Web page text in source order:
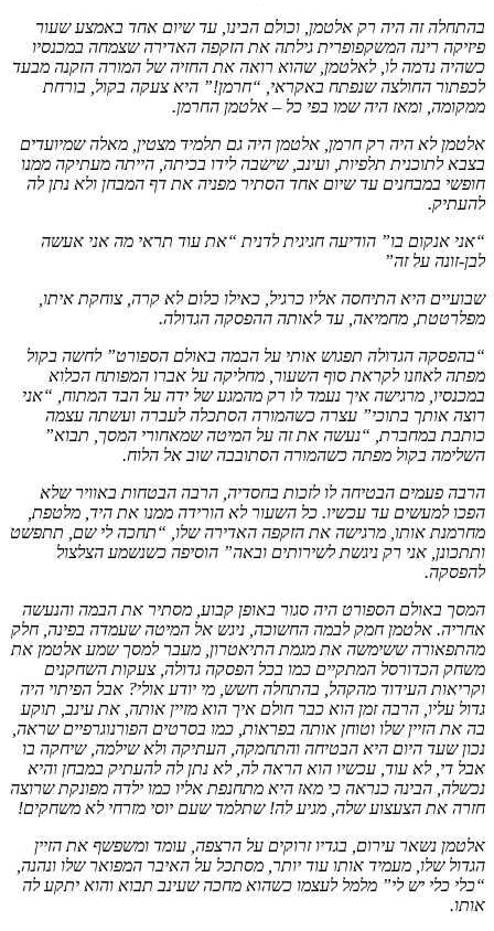
בהתחלה זה היה רק אלטמן, וכולם הבינו, עד שיום אחד באמצע שעור
פיזיקה רינה המשקפופרית גילתה את הזקפה האדירה שצמחה במכנסיו
כשהיה נדמה לו, לאלטמן, שהוא רואה את החזיה של המורה הזקנה מבעד
לכפתור החולצה שנפתח באקראי, “חרמן!” היא צעקה בקול, בורחת
ממקומה, ומאז היה שמו בפי כל – אלטמן החרמן.
אלטמן לא היה רק חרמן, אלטמן היה גם תלמיד מצטין, מאלה שמיועדים
בצבא לתוכנית תלפיות, ועינב, שישבה לידו בכיתה, הייתה מעתיקה ממנו
חופשי במבחנים עד שיום אחד הסתיר מפניה את דף המבחן ולא נתן לה
להעתיק.
“אני אנקום בו” הודיעה חגיגית לדנית “את עוד תראי מה אני אעשה
לבן-זונה על זה”
שבועיים היא התיחסה אליו כרגיל, כאילו כלום לא קרה, צוחקת איתו,
מפלרטטת, מחמיאה, עד לאותה ההפסקה הגדולה.
“בהפסקה הגדולה תפגוש אותי על הבמה באולם הספורט” לחשה בקול
מפתה לאוזנו לקראת סוף השעור, מחליקה על אברו המפותח הכלוא
במכנסיו, מרגישה איך נעמד לו רק מהמגע של ידה על הבד המתוח, “אני
רוצה אותך בתוכי” עצרה כשהמורה הסתכלה לעברה ועשתה עצמה
כותבת במחברת, “נעשה את זה על המיטה שמאחורי המסך, תבוא”
השלימה בקול מפתה כשהמורה הסתובבה שוב אל הלוח.
הרבה פעמים הבטיחה לו לזכות בחסדיה, הרבה הבטחות באוויר שלא
הפכו למעשים עד עכשיו. כל השעור לא הורידה ממנו את היד, מלטפת,
מחרמנת אותו, מרגישה את הזקפה האדירה שלו, “תחכה לי שם, תתפשט
ותתכונן, אני רק ניגשת לשירותים ובאה” הוסיפה כשנשמע הצלצול
להפסקה.
המסך באולם הספורט היה סגור באופן קבוע, מסתיר את הבמה והנעשה
אחריה. אלטמן חמק לבמה החשוכה, ניגש אל המיטה שעמדה בפינה, חלק
מהתפאורה ששימשה את מגמת התיאטרון, מעבר למסך שמע אלטמן את
משחק הכדורסל המתקיים כמו בכל הפסקה גדולה, צעקות השחקנים
וקריאות העידוד מהקהל, בהתחלה חשש, מי יודע אולי? אבל הפיתוי היה
גדול עליו, הרבה זמן הוא כבר חולם איך הוא מזיין אותה, את עינב, תוקע
בה את הזיין שלו וטוחן אותה בפראות, כמו בסרטים הפורנוגרפיים שראה,
נכון שעד היום היא הבטיחה והתחמקה, העתיקה ולא שילמה, שיחקה בו
אבל די, לא עוד, עכשיו הוא הראה לה, לא נתן לה להעתיק במבחן והיא
נכשלה, הבינה כנראה כי מאז היא מתחנפת אליו כמו ילדה מפונקת שרוצה
חזרה את הצעצוע שלה, מגיע לה! שתלמד שעם יוסי מזרחי לא משחקים!
אלטמן נשאר עירום, בגדיו זרוקים על הרצפה, עומד ומשפשף את הזיין
הגדול שלו, מעמיד אותו עוד יותר, מסתכל על האיבר המפואר שלו ונהנה,
“כלי כלי יש לי” מלמל לעצמו כשהוא מחכה שעינב תבוא והוא יתקע לה
אותו.